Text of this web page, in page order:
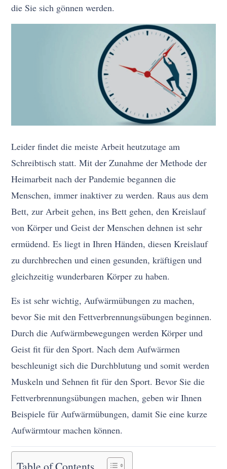
die Sie sich gönnen werden.
Leider findet die meiste Arbeit heutzutage am
Schreibtisch statt. Mit der Zunahme der Methode der
Heimarbeit nach der Pandemie begannen die
Menschen, immer inaktiver zu werden. Raus aus dem
Bett, zur Arbeit gehen, ins Bett gehen, den Kreislauf
von Körper und Geist der Menschen dehnen ist sehr
ermüdend. Es liegt in Ihren Händen, diesen Kreislauf
zu durchbrechen und einen gesunden, kräftigen und
gleichzeitig wunderbaren Körper zu haben.
Es ist sehr wichtig, Aufwärmübungen zu machen,
bevor Sie mit den Fettverbrennungsübungen beginnen.
Durch die Aufwärmbewegungen werden Körper und
Geist fit für den Sport. Nach dem Aufwärmen
beschleunigt sich die Durchblutung und somit werden
Muskeln und Sehnen fit für den Sport. Bevor Sie die
Fettverbrennungsübungen machen, geben wir Ihnen
Beispiele für Aufwärmübungen, damit Sie eine kurze
Aufwärmtour machen können.